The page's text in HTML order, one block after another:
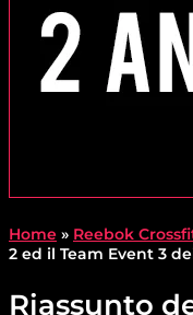
Home » Reebok
2 ed il Team Event 3
Riassunto